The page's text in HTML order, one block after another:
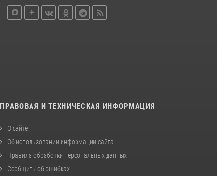
ПРАВОВАЯ И ТЕХНИЧЕСКАЯ ИНФОРМАЦИЯ
О сайте
Об использовании информации сайта
Правила обработки персональных данных
Сообщить об ошибках